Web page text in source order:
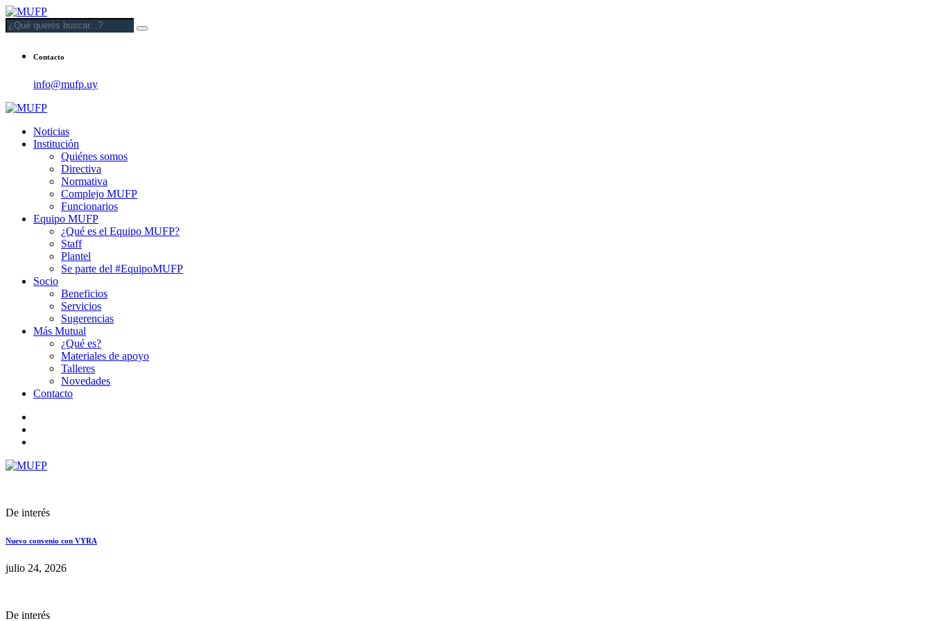
Contacto
info@mufp.uy
Noticias
Institución
Quiénes somos
Directiva
Normativa
Complejo MUFP
Funcionarios
Equipo MUFP
¿Qué es el Equipo MUFP?
Staff
Plantel
Se parte del #EquipoMUFP
Socio
Beneficios
Servicios
Sugerencias
Más Mutual
¿Qué es?
Materiales de apoyo
Talleres
Novedades
Contacto
De interés
Nuevo convenio con VYRA
julio 24, 2026
De interés